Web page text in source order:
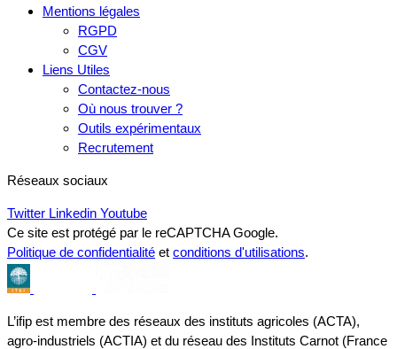
Mentions légales
RGPD
CGV
Liens Utiles
Contactez-nous
Où nous trouver ?
Outils expérimentaux
Recrutement
Réseaux sociaux
Twitter Linkedin Youtube
Ce site est protégé par le reCAPTCHA Google.
Politique de confidentialité et conditions d'utilisations.
L’ifip est membre des réseaux des instituts agricoles (ACTA),
agro-industriels (ACTIA) et du réseau des Instituts Carnot (France